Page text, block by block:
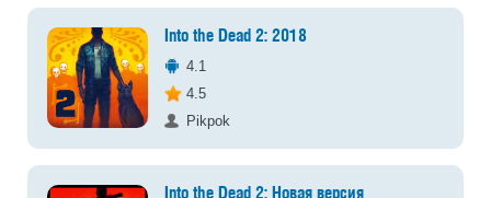
Into the Dead 2: 2018
4.1
4.5
Pikpok
Into the Dead 2: Новая версия